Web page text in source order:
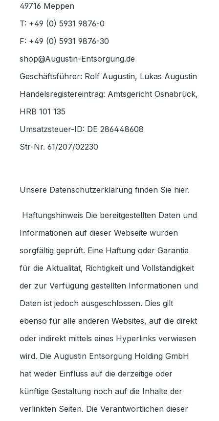
49716 Meppen
T: +49 (0) 5931 9876-0
F: +49 (0) 5931 9876-30
shop@Augustin-Entsorgung.de
Geschäftsführer: Rolf Augustin, Lukas Augustin
Handelsregistereintrag: Amtsgericht Osnabrück,
HRB 101 135
Umsatzsteuer-ID: DE 286448608
Str-Nr. 61/207/02230
Unsere Datenschutzerklärung finden Sie hier.
Haftungshinweis Die bereitgestellten Daten und
Informationen auf dieser Webseite wurden
sorgfältig geprüft. Eine Haftung oder Garantie
für die Aktualität, Richtigkeit und Vollständigkeit
der zur Verfügung gestellten Informationen und
Daten ist jedoch ausgeschlossen. Dies gilt
ebenso für alle anderen Websites, auf die direkt
oder indirekt mittels eines Hyperlinks verwiesen
wird. Die Augustin Entsorgung Holding GmbH
hat weder Einfluss auf die derzeitige oder
künftige Gestaltung noch auf die Inhalte der
verlinkten Seiten. Die Verantwortlichen dieser